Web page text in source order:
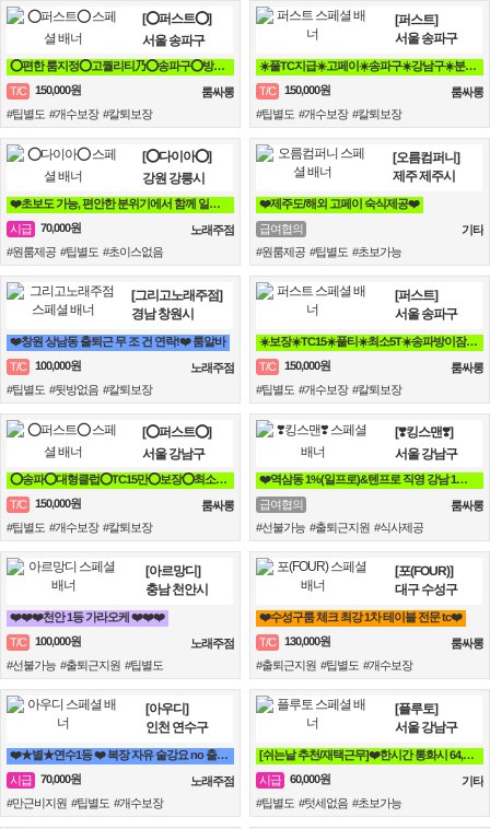
[⭕퍼스트⭕]
서울 송파구
⭕편한 룸지정⭕고퀄리티乃⭕송파구⭕방이동⭕잠실⭕석촌동⭕강남구⭕서초구⭕논현동
T/C
150,000원
룸싸롱
#팁별도 #개수보장 #칼퇴보장
[퍼스트]
서울 송파구
☀️풀TC지급☀️고페이☀️송파구☀️강남구☀️분당☀️가락동☀️역삼동☀️논현동☀️강동구☀️
T/C
150,000원
룸싸롱
#팁별도 #개수보장 #칼퇴보장
[⭕다이아⭕]
강원 강릉시
❤️초보도 가능, 편안한 분위기에서 함께 일할분 찾습니다❤️
시급
70,000원
노래주점
#원룸제공 #팁별도 #초이스없음
[오름컴퍼니]
제주 제주시
❤️제주도/해외 고페이 숙식제공❤️
급여협의
기타
#원룸제공 #팁별도 #초보가능
[그리고노래주점]
경남 창원시
❤️창원 상남동 출퇴근 무 조 건 연락!❤️ 룸알바
T/C
100,000원
노래주점
#팁별도 #뒷방없음 #칼퇴보장
[퍼스트]
서울 송파구
☀️보장☀️TC15☀️풀티☀️최소5T☀️송파방이잠실석촌☀️강남역삼☀️선릉
T/C
150,000원
룸싸롱
#팁별도 #개수보장 #칼퇴보장
[⭕퍼스트⭕]
서울 강남구
⭕송파⭕대형클럽⭕TC15만⭕보장⭕최소5개⭕송파⭕방이⭕잠실⭕석촌⭕강남⭕역삼⭕선릉⭕
T/C
150,000원
룸싸롱
#팁별도 #개수보장 #칼퇴보장
[❣️킹스맨❣️]
서울 강남구
❤️역삼동 1%(일프로)&텐프로 직영 강남 1등❤️ 강남 룸알바
급여협의
룸싸롱
#선불가능 #출퇴근지원 #식사제공
[아르망디]
충남 천안시
❤️❤️❤️천안 1등 가라오케 ❤️❤️❤️
T/C
100,000원
노래주점
#선불가능 #출퇴근지원 #팁별도
[포(FOUR)]
대구 수성구
❤️수성구룸 체크 최강 1차 테이블 전문 tc❤️
T/C
130,000원
룸싸롱
#출퇴근지원 #팁별도 #개수보장
[아우디]
인천 연수구
❤️★별★연수1등 ❤️ 복장 자유 술강요 no 출퇴근 가능❤️
시급
70,000원
노래주점
#만근비지원 #팁별도 #개수보장
[플루토]
서울 강남구
[쉬는날 추천/재택근무]❤️한시간 통화시 64,800원❤️당일지급❤️영상통화
시급
60,000원
기타
#팁별도 #텃세없음 #초보가능